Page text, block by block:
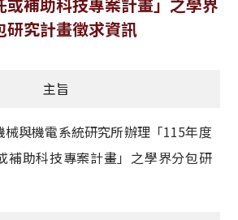
獲獎名單
其他
研究計畫徵求資訊
主旨
與機電系統研究所辦理「115年度
補助科技專案計畫」之學界分包研